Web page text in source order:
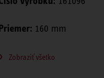
160 mm
Zobraziť všetko